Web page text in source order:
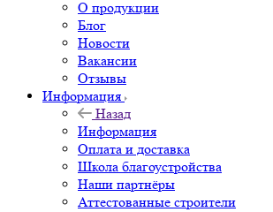
О продукции
Блог
Новости
Вакансии
Отзывы
Информация
Назад
Информация
Оплата и доставка
Школа благоустройства
Наши партнёры
Аттестованные строители